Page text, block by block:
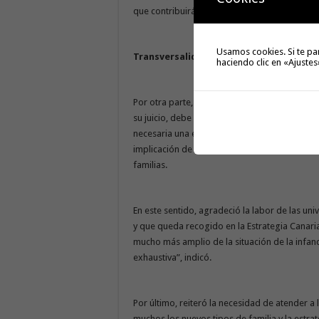
que contribuirá a la mejora de la situación de
Transversalidad
Por otra parte, aludió a la transversalidad de
su juicio, debe ir aparejado a la calidad de
necesaria una evaluación y un seguimiento
implicación de todas las administraciones
familias.
En este sentido, agradeció la labor de las
y que queda recogido en la Estrategia
mucho más amplio de la situación de la
exhaustiva”, indicó.
Por último, reiteró la necesidad de atender
Usamos cookies. Si te
haciendo clic en